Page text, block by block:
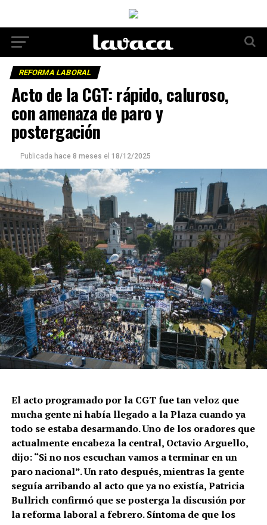
REFORMA LABORAL
Acto de la CGT: rápido, caluroso,
con amenaza de paro y
postergación
Publicada hace 8 meses el 18/12/2025
El acto programado por la CGT fue tan veloz que
mucha gente ni había llegado a la Plaza cuando ya
todo se estaba desarmando. Uno de los oradores que
actualmente encabeza la central, Octavio Arguello,
dijo: “Si no nos escuchan vamos a terminar en un
paro nacional”. Un rato después, mientras la gente
seguía arribando al acto que ya no existía, Patricia
Bullrich confirmó que se posterga la discusión por
la reforma laboral a febrero. Síntoma de que los